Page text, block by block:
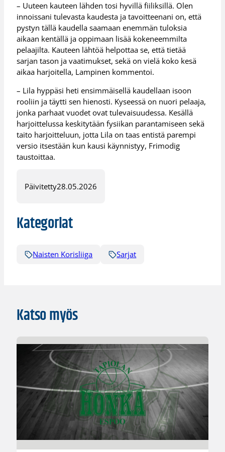
– Uuteen kauteen lähden tosi hyvillä fiiliksillä. Olen
innoissani tulevasta kaudesta ja tavoitteenani on, että
pystyn tällä kaudella saamaan enemmän tuloksia
aikaan kentällä ja oppimaan lisää kokeneemmilta
pelaajilta. Kauteen lähtöä helpottaa se, että tietää
sarjan tason ja vaatimukset, sekä on vielä koko kesä
aikaa harjoitella, Lampinen kommentoi.
– Lila hyppäsi heti ensimmäisellä kaudellaan isoon
rooliin ja täytti sen hienosti. Kyseessä on nuori pelaaja,
jonka parhaat vuodet ovat tulevaisuudessa. Kesällä
harjoittelussa keskitytään fysiikan parantamiseen sekä
taito harjoitteluun, jotta Lila on taas entistä parempi
versio itsestään kun kausi käynnistyy, Frimodig
taustoittaa.
Päivitetty28.05.2026
Kategoriat
Naisten Korisliiga Sarjat
Katso myös